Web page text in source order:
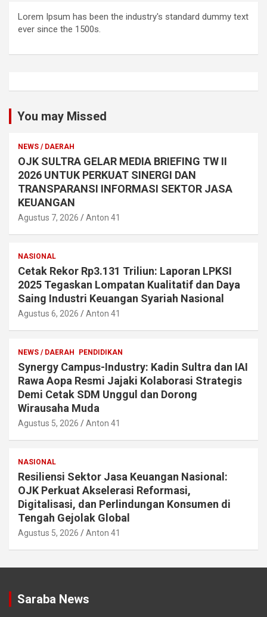
Lorem Ipsum has been the industry's standard dummy text
ever since the 1500s.
You may Missed
NEWS / DAERAH
OJK SULTRA GELAR MEDIA BRIEFING TW II
2026 UNTUK PERKUAT SINERGI DAN
TRANSPARANSI INFORMASI SEKTOR JASA
KEUANGAN
Agustus 7, 2026 Anton 41
NASIONAL
Cetak Rekor Rp3.131 Triliun: Laporan LPKSI
2025 Tegaskan Lompatan Kualitatif dan Daya
Saing Industri Keuangan Syariah Nasional
Agustus 6, 2026 Anton 41
NEWS / DAERAH PENDIDIKAN
Synergy Campus-Industry: Kadin Sultra dan IAI
Rawa Aopa Resmi Jajaki Kolaborasi Strategis
Demi Cetak SDM Unggul dan Dorong
Wirausaha Muda
Agustus 5, 2026 Anton 41
NASIONAL
Resiliensi Sektor Jasa Keuangan Nasional:
OJK Perkuat Akselerasi Reformasi,
Digitalisasi, dan Perlindungan Konsumen di
Tengah Gejolak Global
Agustus 5, 2026 Anton 41
Saraba News